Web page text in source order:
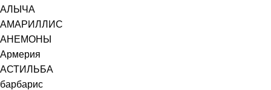
АЛЫЧА
АМАРИЛЛИС
АНЕМОНЫ
Армерия
АСТИЛЬБА
барбарис